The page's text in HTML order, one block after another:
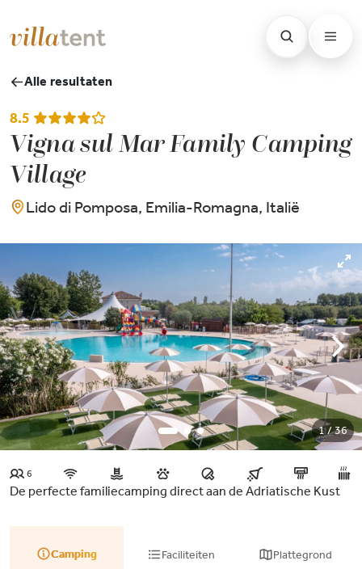
Alle resultaten
8.5
Vigna sul Mar Family Camping
Village
Lido di Pomposa, Emilia-Romagna, Italië
1 / 36
6
De perfecte familiecamping direct aan de Adriatische Kust
Camping Faciliteiten Plattegrond